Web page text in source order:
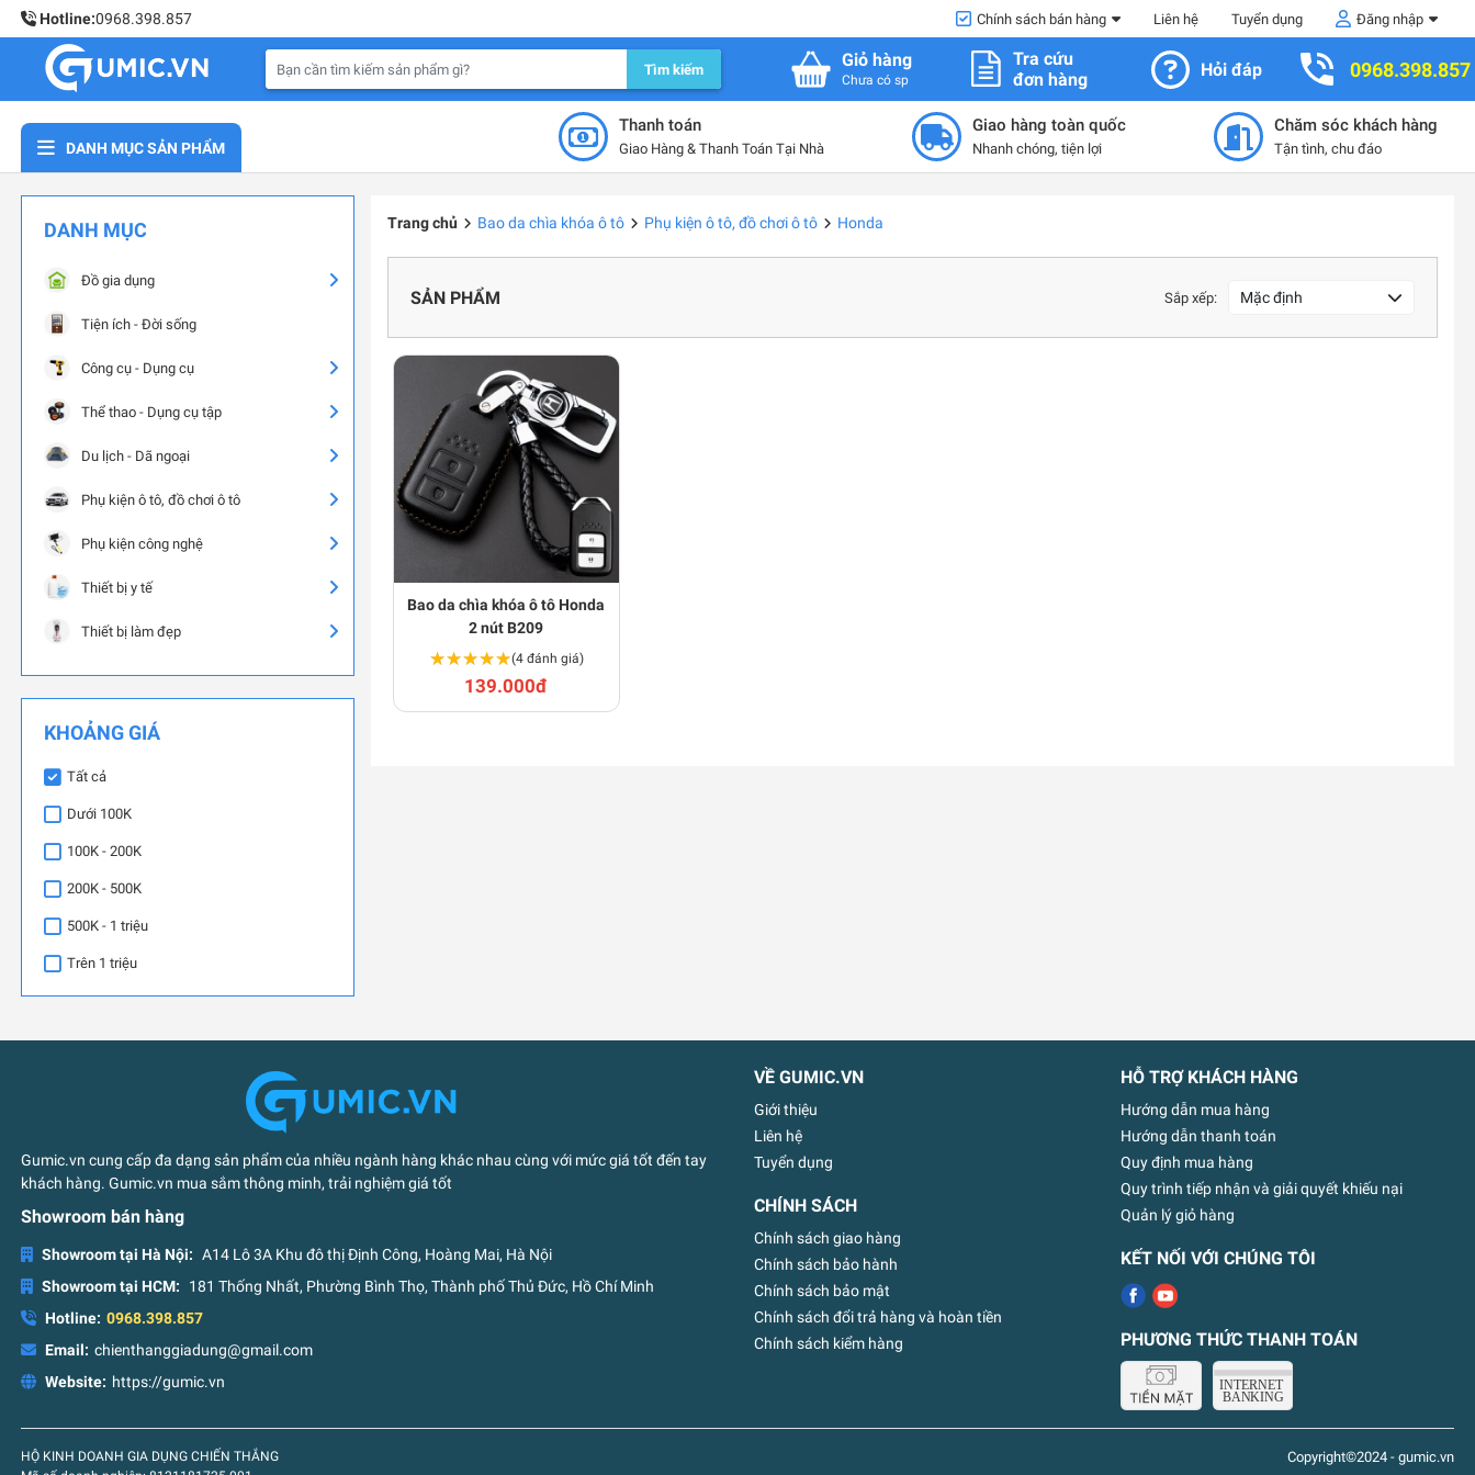
Hotline:0968.398.857 Chính sách bán hàng Liên hệ Tuyển dụng Đăng nhập
Tìm kiếm Giỏ hàng
Chưa có sp
Tra cứu
đơn hàng
Hỏi đáp 0968.398.857
DANH MỤC SẢN PHẨM
Thanh toán
Giao Hàng & Thanh Toán Tại Nhà
Giao hàng toàn quốc
Nhanh chóng, tiện lợi
Chăm sóc khách hàng
Tận tình, chu đáo
DANH MỤC
Đồ gia dụng
Tiện ích - Đời sống
Công cụ - Dụng cụ
Thể thao - Dụng cụ tập
Du lịch - Dã ngoại
Phụ kiện ô tô, đồ chơi ô tô
Phụ kiện công nghệ
Thiết bị y tế
Thiết bị làm đẹp
KHOẢNG GIÁ
Tất cả
Dưới 100K
100K - 200K
200K - 500K
500K - 1 triệu
Trên 1 triệu
Trang chủ Bao da chìa khóa ô tô Phụ kiện ô tô, đồ chơi ô tô Honda
SẢN PHẨM Sắp xếp: Mặc định
Bao da chìa khóa ô tô Honda
2 nút B209
★★★★★
★★★★★(4 đánh giá)
139.000đ
Gumic.vn cung cấp đa dạng sản phẩm của nhiều ngành hàng khác nhau cùng với mức giá tốt đến tay
khách hàng. Gumic.vn mua sắm thông minh, trải nghiệm giá tốt
Showroom bán hàng
Showroom tại Hà Nội: A14 Lô 3A Khu đô thị Định Công, Hoàng Mai, Hà Nội
Showroom tại HCM:
181 Thống Nhất, Phường Bình Thọ, Thành phố Thủ Đức, Hồ Chí Minh
Hotline: 0968.398.857
Email: chienthanggiadung@gmail.com
Website: https://gumic.vn
VỀ GUMIC.VN
Giới thiệu
Liên hệ
Tuyển dụng
CHÍNH SÁCH
Chính sách giao hàng
Chính sách bảo hành
Chính sách bảo mật
Chính sách đổi trả hàng và hoàn tiền
Chính sách kiểm hàng
HỖ TRỢ KHÁCH HÀNG
Hướng dẫn mua hàng
Hướng dẫn thanh toán
Quy định mua hàng
Quy trình tiếp nhận và giải quyết khiếu nại
Quản lý giỏ hàng
KẾT NỐI VỚI CHÚNG TÔI
PHƯƠNG THỨC THANH TOÁN
HỘ KINH DOANH GIA DỤNG CHIẾN THẮNG
Copyright©2024 - gumic.vn